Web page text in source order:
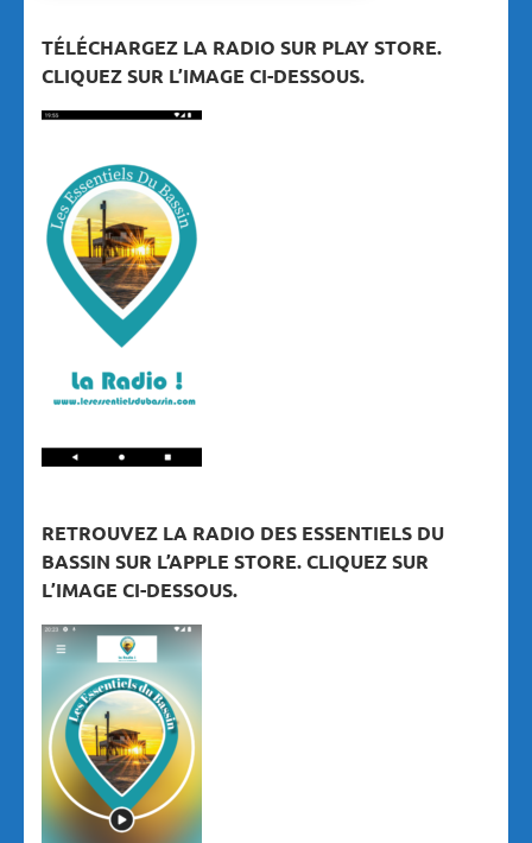
TÉLÉCHARGEZ LA RADIO SUR PLAY STORE.
CLIQUEZ SUR L’IMAGE CI-DESSOUS.
RETROUVEZ LA RADIO DES ESSENTIELS DU
BASSIN SUR L’APPLE STORE. CLIQUEZ SUR
L’IMAGE CI-DESSOUS.